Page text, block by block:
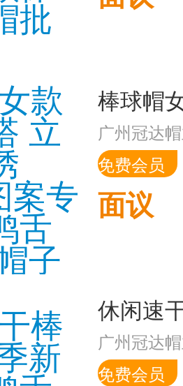
广州冠达
免费会员
面议
广州冠达
免费会员